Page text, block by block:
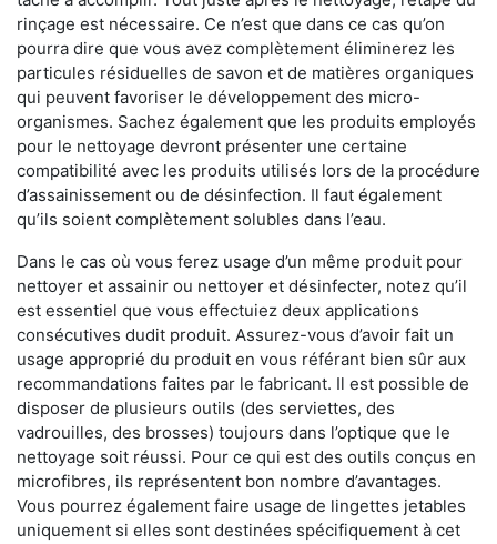
rinçage est nécessaire. Ce n’est que dans ce cas qu’on
pourra dire que vous avez complètement éliminerez les
particules résiduelles de savon et de matières organiques
qui peuvent favoriser le développement des micro-
organismes. Sachez également que les produits employés
pour le nettoyage devront présenter une certaine
compatibilité avec les produits utilisés lors de la procédure
d’assainissement ou de désinfection. Il faut également
qu’ils soient complètement solubles dans l’eau.
Dans le cas où vous ferez usage d’un même produit pour
nettoyer et assainir ou nettoyer et désinfecter, notez qu’il
est essentiel que vous effectuiez deux applications
consécutives dudit produit. Assurez-vous d’avoir fait un
usage approprié du produit en vous référant bien sûr aux
recommandations faites par le fabricant. Il est possible de
disposer de plusieurs outils (des serviettes, des
vadrouilles, des brosses) toujours dans l’optique que le
nettoyage soit réussi. Pour ce qui est des outils conçus en
microfibres, ils représentent bon nombre d’avantages.
Vous pourrez également faire usage de lingettes jetables
uniquement si elles sont destinées spécifiquement à cet